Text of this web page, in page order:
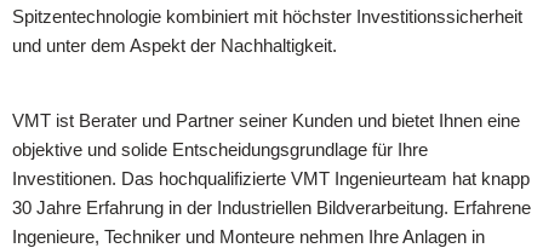
Spitzentechnologie kombiniert mit höchster Investitionssicherheit
und unter dem Aspekt der Nachhaltigkeit.
VMT ist Berater und Partner seiner Kunden und bietet Ihnen eine
objektive und solide Entscheidungsgrundlage für Ihre
Investitionen. Das hochqualifizierte VMT Ingenieurteam hat knapp
30 Jahre Erfahrung in der Industriellen Bildverarbeitung. Erfahrene
Ingenieure, Techniker und Monteure nehmen Ihre Anlagen in